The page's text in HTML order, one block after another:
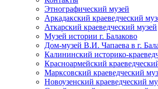
Этнографический музей
Аркадакский краеведческий
Аткарский краеведческий музей
Музей истории г. Балаково
Дом-музей В.И. Чапаева в г.
Калининский историко-
Красноармейский
Марксовский краеведческий
Новоузенский краеведческий